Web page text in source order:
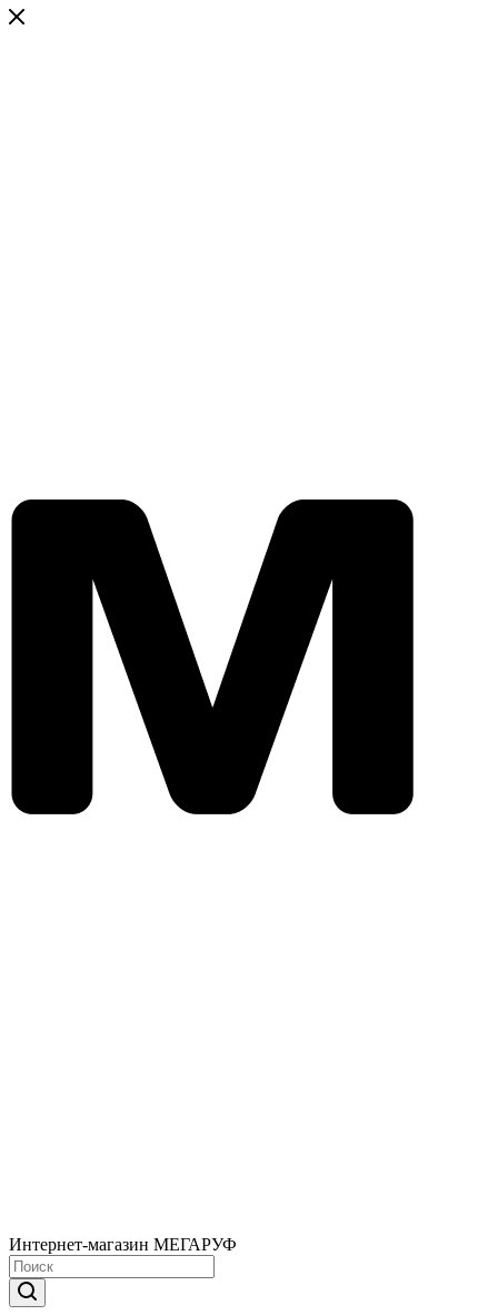
Интернет-магазин МЕГАРУФ